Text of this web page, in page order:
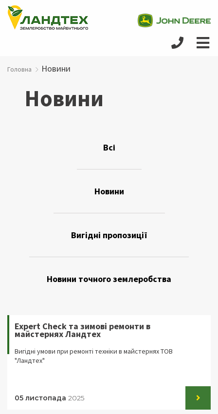
Головна Новини
Новини
Всi
Новини
Вигідні пропозиції
Новини точного землеробства
Expert Check та зимові ремонти в
майстернях Ландтех
Вигідні умови при ремонті техніки в майстернях ТОВ
"Ландтех"
05 листопада 2025